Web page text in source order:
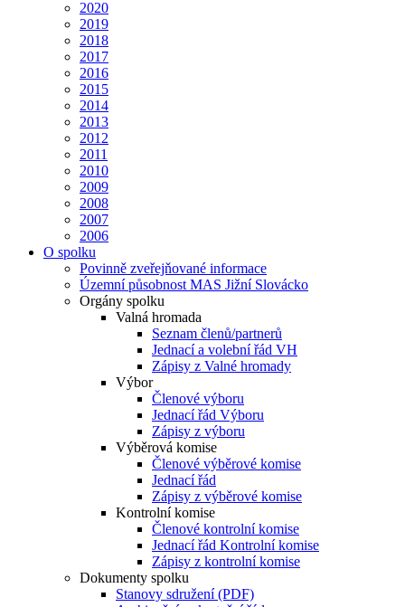
2020
2019
2018
2017
2016
2015
2014
2013
2012
2011
2010
2009
2008
2007
2006
O spolku
Povinně zveřejňované informace
Územní působnost MAS Jižní Slovácko
Orgány spolku
Valná hromada
Seznam členů/partnerů
Jednací a volební řád VH
Zápisy z Valné hromady
Výbor
Členové výboru
Jednací řád Výboru
Zápisy z výboru
Výběrová komise
Členové výběrové komise
Jednací řád
Zápisy z výběrové komise
Kontrolní komise
Členové kontrolní komise
Jednací řád Kontrolní komise
Zápisy z kontrolní komise
Dokumenty spolku
Stanovy sdružení (PDF)